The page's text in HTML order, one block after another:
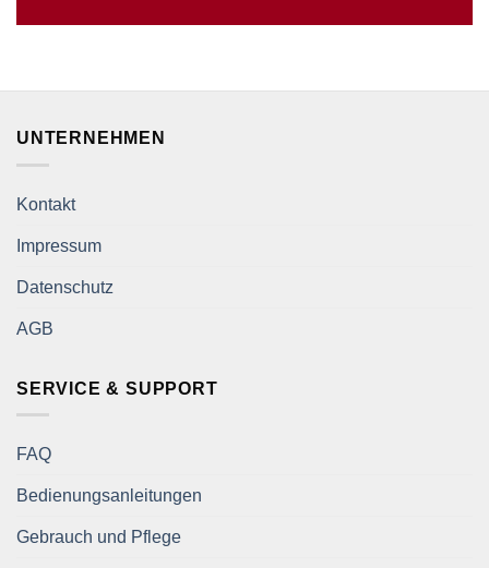
UNTERNEHMEN
Kontakt
Impressum
Datenschutz
AGB
SERVICE & SUPPORT
FAQ
Bedienungsanleitungen
Gebrauch und Pflege